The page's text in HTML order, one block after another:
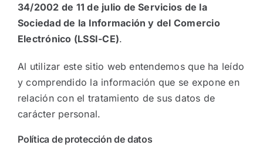
34/2002 de 11 de julio de Servicios de la
Sociedad de la Información y del Comercio
Electrónico (LSSI-CE).
Al utilizar este sitio web entendemos que ha leído
y comprendido la información que se expone en
relación con el tratamiento de sus datos de
carácter personal.
Política de protección de datos